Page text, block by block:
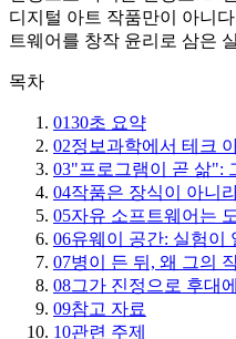
디지털 아트 작품만이 아니
트웨어를 창작 윤리로 삼은
목차
0130초 요약
02정보과학에서 테크
03"프로그램이 곧 삶":
04작품은 장식이 아니
05자유 소프트웨어는
06유웨이 공간: 실험이
07병이 든 뒤, 왜 그의
08그가 진정으로 후대
09참고 자료
10관련 주제